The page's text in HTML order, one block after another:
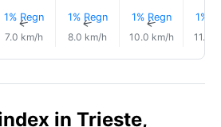
1% Regn
↑
7.0 km/h
1% Regn
↑
8.0 km/h
1% Regn
↑
10.0 km/h
1%
11.0
in Trieste,